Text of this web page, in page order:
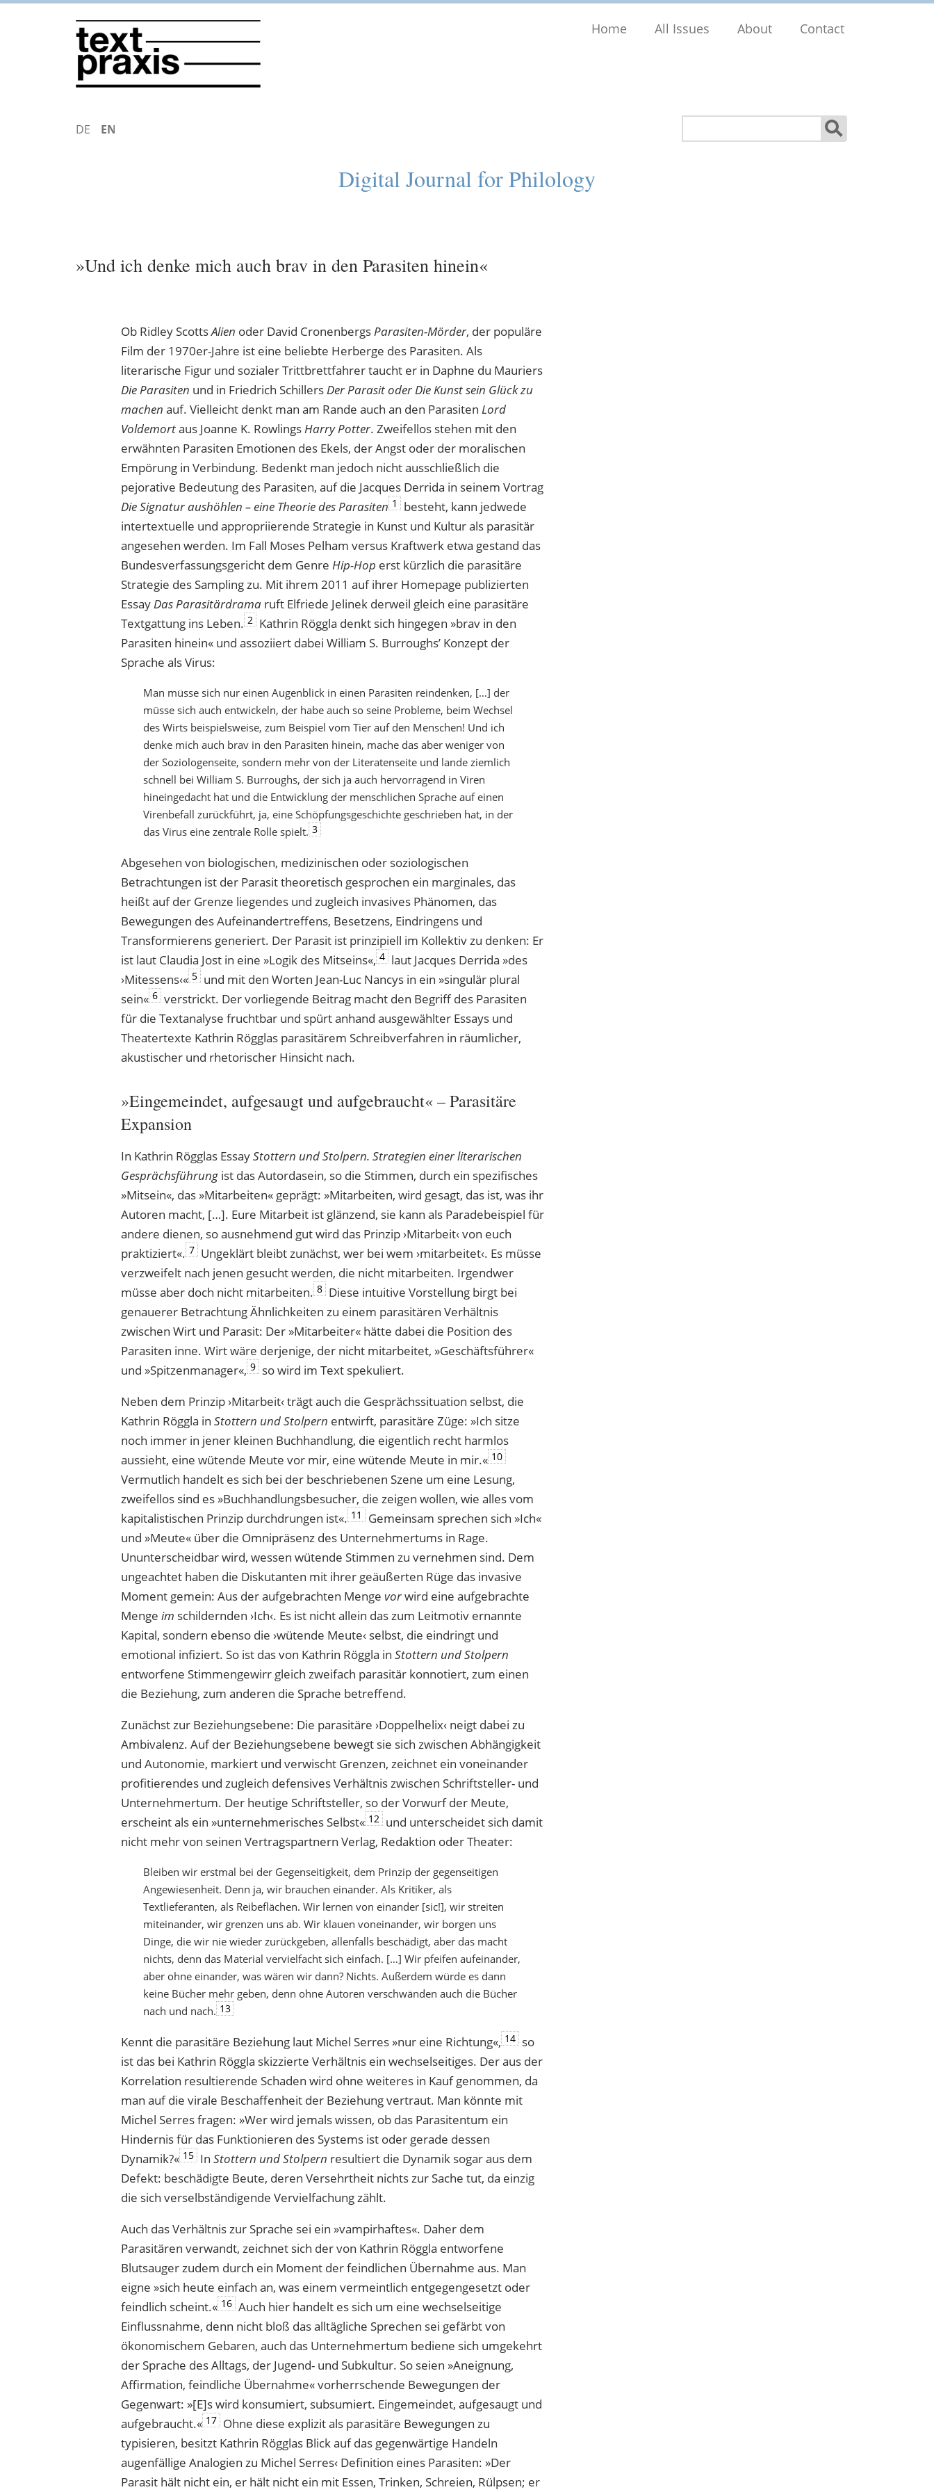
Home All Issues About Contact
DEUTSCHENGLISH
Digital Journal for Philology
»Und ich denke mich auch brav in den Parasiten hinein«
Ob Ridley ScottsAlien oder David CronenbergsParasiten-Mörder, der populäre
Film der 1970er-Jahre ist eine beliebte Herberge des Parasiten. Als
literarische Figur und sozialerTrittbrettfahrer taucht er in Daphne du Mauriers
Die Parasiten und in Friedrich SchillersDer Parasit oder Die Kunst sein Glück zu
machen auf. Vielleicht denkt man am Rande auch an den Parasiten Lord
Voldemortaus Joanne K. RowlingsHarry Potter. Zweifellos stehen mit den
erwähnten Parasiten Emotionen des Ekels, der Angst oder der moralischen
Empörung in Verbindung. Bedenkt man jedoch nicht ausschließlich die
pejorative Bedeutung des Parasiten, auf die Jacques Derrida in seinem Vortrag
Die Signatur aushöhlen – eine Theorie des Parasiten 1
besteht, kann jedwede
intertextuelle und appropriierende Strategie in Kunst und Kultur als parasitär
angesehen werden. Im Fall Moses Pelham versus Kraftwerk etwa gestand das
Bundesverfassungsgericht dem Genre Hip-Hop erst kürzlich die parasitäre
Strategie des Sampling zu. Mit ihrem 2011 auf ihrer Homepage publizierten
EssayDas Parasitärdrama ruft Elfriede Jelinek derweil gleich eine parasitäre
Textgattung ins Leben. 2 Kathrin Röggla denkt sich hingegen »brav in den
Parasiten hinein« und assoziiert dabei William S. Burroughs’ Konzept der
Sprache als Virus:
Man müsse sich nur einen Augenblick in einen Parasiten reindenken, […] der
müsse sich auch entwickeln, der habe auch so seine Probleme, beim Wechsel
des Wirts beispielsweise, zum Beispiel vom Tier auf den Menschen! Und ich
denke mich auch brav in den Parasiten hinein, mache das aber weniger von
der Soziologenseite, sondern mehr von der Literatenseite und lande ziemlich
schnell bei William S. Burroughs, der sich ja auch hervorragend in Viren
hineingedacht hat und die Entwicklung der menschlichen Sprache auf einen
Virenbefall zurückführt, ja, eine Schöpfungsgeschichte geschrieben hat, in der
das Virus eine zentrale Rolle spielt. 3
Abgesehen von biologischen, medizinischen oder soziologischen
Betrachtungen ist der Parasittheoretisch gesprochen ein marginales, das
heißt auf der Grenze liegendes und zugleich invasives Phänomen, das
Bewegungen des Aufeinandertreffens, Besetzens, Eindringens und
Transformierens generiert. Der Parasit ist prinzipiell im Kollektiv zu denken: Er
ist laut Claudia Jost in eine »Logik des Mitseins«, 4 laut Jacques Derrida »des
›Mitessens‹« 5 und mit den Worten Jean-Luc Nancys in ein »singulär plural
sein« 6 verstrickt. Der vorliegende Beitrag macht den Begriff des Parasiten
für die Textanalyse fruchtbar und spürt anhand ausgewählter Essays und
Theatertexte Kathrin Rögglas parasitärem Schreibverfahren in räumlicher,
akustischer und rhetorischer Hinsicht nach.
»Eingemeindet, aufgesaugt und aufgebraucht« – Parasitäre
Expansion
In Kathrin Rögglas EssayStottern und Stolpern. Strategien einer literarischen
Gesprächsführung ist das Autordasein, so die Stimmen, durch ein spezifisches
»Mitsein«, das »Mitarbeiten« geprägt: »Mitarbeiten, wird gesagt, das ist, was ihr
Autoren macht, […]. Eure Mitarbeit ist glänzend, sie kann als Paradebeispiel für
andere dienen, so ausnehmend gut wird das Prinzip ›Mitarbeit‹ von euch
praktiziert«. 7 Ungeklärt bleibt zunächst, wer bei wem ›mitarbeitet‹. Es müsse
verzweifelt nach jenen gesucht werden, die nicht mitarbeiten. Irgendwer
müsse aber doch nicht mitarbeiten. 8 Diese intuitive Vorstellung birgt bei
genauerer Betrachtung Ähnlichkeiten zu einem parasitären Verhältnis
zwischen Wirt und Parasit: Der »Mitarbeiter« hätte dabei die Position des
Parasiten inne. Wirt wäre derjenige, der nicht mitarbeitet, »Geschäftsführer«
und »Spitzenmanager«, 9 so wird im Text spekuliert.
Neben dem Prinzip ›Mitarbeit‹ trägt auch die Gesprächssituation selbst, die
Kathrin Röggla in Stottern und Stolpern entwirft, parasitäre Züge: »Ich sitze
noch immer in jener kleinen Buchhandlung, die eigentlich recht harmlos
aussieht, eine wütende Meute vor mir, eine wütende Meute in mir.« 10
Vermutlich handelt es sich bei der beschriebenen Szene um eine Lesung,
zweifellos sind es »Buchhandlungsbesucher, die zeigen wollen, wie alles vom
kapitalistischen Prinzip durchdrungen ist«. 11
Gemeinsam sprechen sich »Ich«
und »Meute« über die Omnipräsenz des Unternehmertums in Rage.
Ununterscheidbarwird, wessen wütende Stimmen zu vernehmen sind. Dem
ungeachtet haben die Diskutanten mit ihrer geäußerten Rüge das invasive
Moment gemein: Aus der aufgebrachten Menge vorwird eine aufgebrachte
Menge im schildernden ›Ich‹. Es ist nicht allein das zum Leitmotiv ernannte
Kapital, sondern ebenso die ›wütende Meute‹ selbst, die eindringt und
emotional infiziert. So ist das von Kathrin Röggla in Stottern und Stolpern
entworfene Stimmengewirr gleich zweifach parasitär konnotiert, zum einen
die Beziehung, zum anderen die Sprache betreffend.
Zunächst zur Beziehungsebene: Die parasitäre ›Doppelhelix‹ neigt dabei zu
Ambivalenz. Auf der Beziehungsebene bewegt sie sich zwischen Abhängigkeit
und Autonomie, markiert und verwischt Grenzen, zeichnet ein voneinander
profitierendes und zugleich defensives Verhältnis zwischen Schriftsteller- und
Unternehmertum. Der heutige Schriftsteller, so der Vorwurf der Meute,
erscheint als ein »unternehmerisches Selbst« 12 und unterscheidet sich damit
nicht mehr von seinen Vertragspartnern Verlag, Redaktion oder Theater:
Bleiben wir erstmal bei der Gegenseitigkeit, dem Prinzip der gegenseitigen
Angewiesenheit. Denn ja, wir brauchen einander. Als Kritiker, als
Textlieferanten, als Reibeflächen. Wir lernen von einander [sic!], wir streiten
miteinander, wir grenzen uns ab. Wir klauen voneinander, wir borgen uns
Dinge, die wir nie wieder zurückgeben, allenfalls beschädigt, aber das macht
nichts, denn das Material vervielfacht sich einfach. […] Wir pfeifen aufeinander,
aber ohne einander, was wären wir dann? Nichts. Außerdem würde es dann
keine Bücher mehr geben, denn ohne Autoren verschwänden auch die Bücher
nach und nach. 13
Kennt die parasitäre Beziehung laut Michel Serres »nur eine Richtung«, 14 so
ist das bei Kathrin Röggla skizzierte Verhältnis ein wechselseitiges. Der aus der
Korrelation resultierende Schaden wird ohne weiteres in Kauf genommen, da
man auf die virale Beschaffenheit der Beziehung vertraut. Man könnte mit
Michel Serres fragen: »Wer wird jemalswissen, ob das Parasitentum ein
Hindernis für das Funktionieren des Systems ist oder gerade dessen
Dynamik?« 15 In Stottern und Stolpern resultiert die Dynamik sogar aus dem
Defekt: beschädigte Beute, deren Versehrtheit nichts zur Sache tut, da einzig
die sich verselbständigende Vervielfachung zählt.
Auch das Verhältnis zur Sprache sei ein »vampirhaftes«. Daher dem
Parasitären verwandt, zeichnet sich der von Kathrin Röggla entworfene
Blutsauger zudem durch ein Moment der feindlichen Übernahme aus. Man
eigne »sich heute einfach an, was einem vermeintlich entgegengesetzt oder
feindlich scheint.« 16 Auch hier handelt es sich um eine wechselseitige
Einflussnahme, denn nicht bloß das alltägliche Sprechen sei gefärbt von
ökonomischem Gebaren, auch das Unternehmertum bediene sich umgekehrt
der Sprache des Alltags, der Jugend- und Subkultur. So seien »Aneignung,
Affirmation, feindliche Übernahme«vorherrschende Bewegungen der
Gegenwart: »[E]s wird konsumiert, subsumiert. Eingemeindet, aufgesaugt und
aufgebraucht.« 17 Ohne diese explizit als parasitäre Bewegungen zu
typisieren, besitzt Kathrin Rögglas Blick auf das gegenwärtige Handeln
augenfällige Analogien zu Michel Serres‹ Definition eines Parasiten: »Der
Parasit hält nicht ein, er hält nicht ein mit Essen, Trinken, Schreien, Rülpsen; er